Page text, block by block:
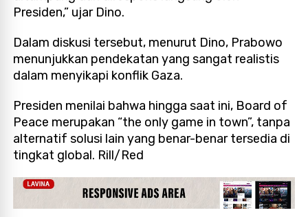
Presiden,” ujar Dino.
Dalam diskusi tersebut, menurut Dino, Prabowo
menunjukkan pendekatan yang sangat realistis
dalam menyikapi konflik Gaza.
Presiden menilai bahwa hingga saat ini, Board of
Peace merupakan “the only game in town”, tanpa
alternatif solusi lain yang benar-benar tersedia di
tingkat global. Rill/Red